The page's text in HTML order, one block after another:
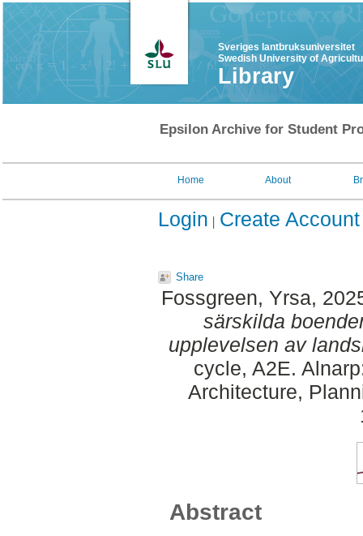
Sveriges lantbruksuniversitet
Swedish University of
Library
Epsilon Archive for Student
Home About
Login Create Account
Share
Fossgreen, Yrsa,
särskilda
upplevelsen av
cycle, A2E.
Architecture,
Abstract